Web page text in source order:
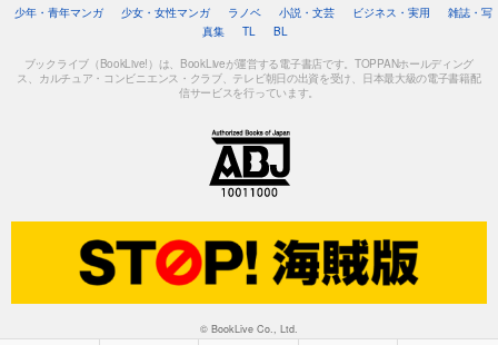
少年・青年マンガ
少女・女性マンガ ラノベ 小説・文芸 ビジネス・実用
雑誌・写
真集
TL BL
ブックライブ（BookLive!）は、BookLiveが運営する電子書店です。TOPPANホールディング
ス、カルチュア・コンビニエンス・クラブ、テレビ朝日の出資を受け、日本最大級の電子書籍配
信サービスを行っています。
© BookLive Co., Ltd.